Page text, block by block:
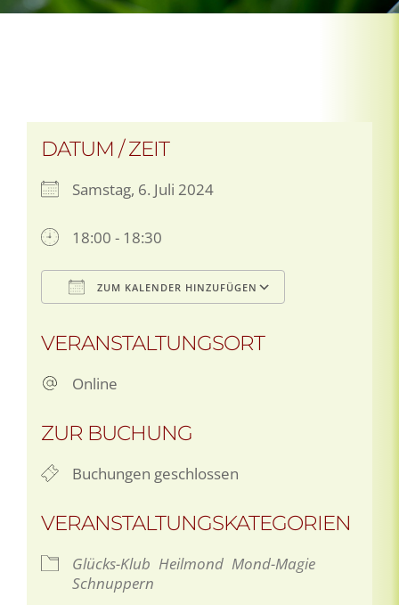
DATUM / ZEIT
Samstag, 6. Juli 2024
18:00 - 18:30
ZUM KALENDER HINZUFÜGEN
VERANSTALTUNGSORT
Online
ZUR BUCHUNG
Buchungen geschlossen
VERANSTALTUNGSKATEGORIEN
Glücks-Klub Heilmond Mond-Magie
Schnuppern